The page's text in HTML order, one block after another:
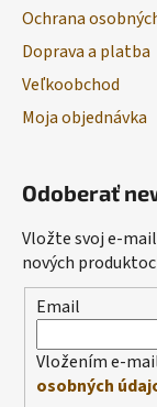
Ochrana
Doprava a platba
Veľkoobchod
Moja objednávka
Odoberať
Vložte svoj e-
nových
Email
Vložením e-
osobných